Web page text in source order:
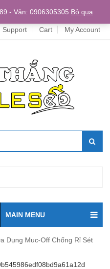
Support Cart My Account
MAIN MENU
Dụng Muc-Off Chống Rỉ Sét
- Vân: 0906305305 Bỏ qua